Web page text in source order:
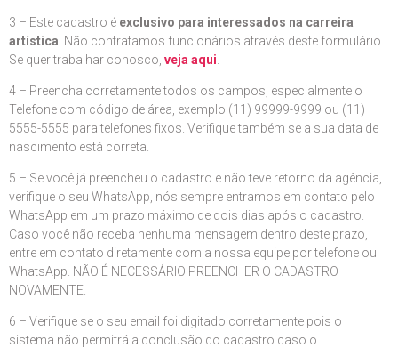
3 – Este cadastro é exclusivo para interessados na carreira
artística . Não contratamos funcionários através deste formulário.
Se quer trabalhar conosco, veja aqui
4 – Preencha corretamente todos os campos, especialmente o
Telefone com código de área, exemplo (11) 99999-9999 ou (11)
5555-5555 para telefones fixos. Verifique também se a sua data de
nascimento está correta.
5 – Se você já preencheu o cadastro e não teve retorno da agência,
verifique o seu WhatsApp, nós sempre entramos em contato pelo
WhatsApp em um prazo máximo de dois dias após o cadastro.
Caso você não receba nenhuma mensagem dentro deste prazo,
entre em contato diretamente com a nossa equipe por telefone ou
WhatsApp. NÃO É NECESSÁRIO PREENCHER O CADASTRO
NOVAMENTE.
6 – Verifique se o seu email foi digitado corretamente pois o
sistema não permitrá a conclusão do cadastro caso o